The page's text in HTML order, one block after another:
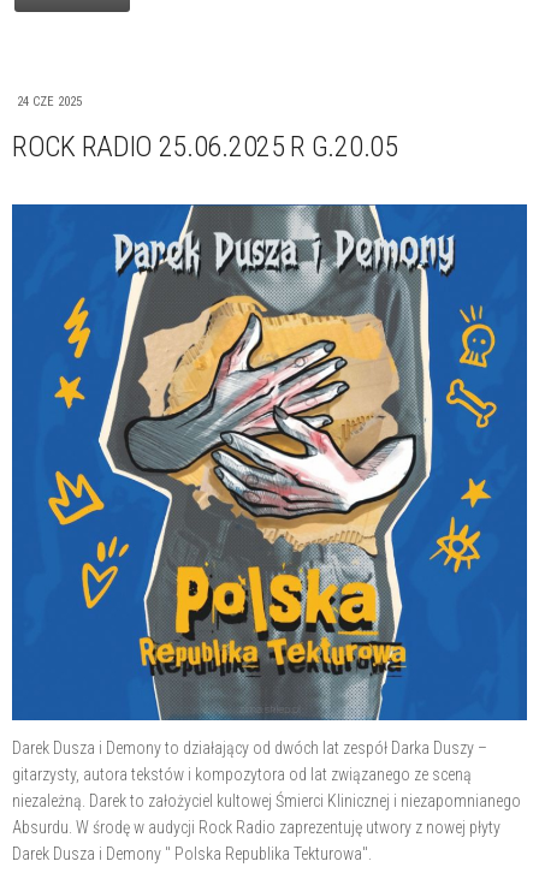
24 CZE 2025
ROCK RADIO 25.06.2025 R G.20.05
Darek Dusza i Demony to działający od dwóch lat zespół Darka Duszy –
gitarzysty, autora tekstów i kompozytora od lat związanego ze sceną
niezależną. Darek to założyciel kultowej Śmierci Klinicznej i niezapomnianego
Absurdu. W środę w audycji Rock Radio zaprezentuję utwory z nowej płyty
Darek Dusza i Demony " Polska Republika Tekturowa".